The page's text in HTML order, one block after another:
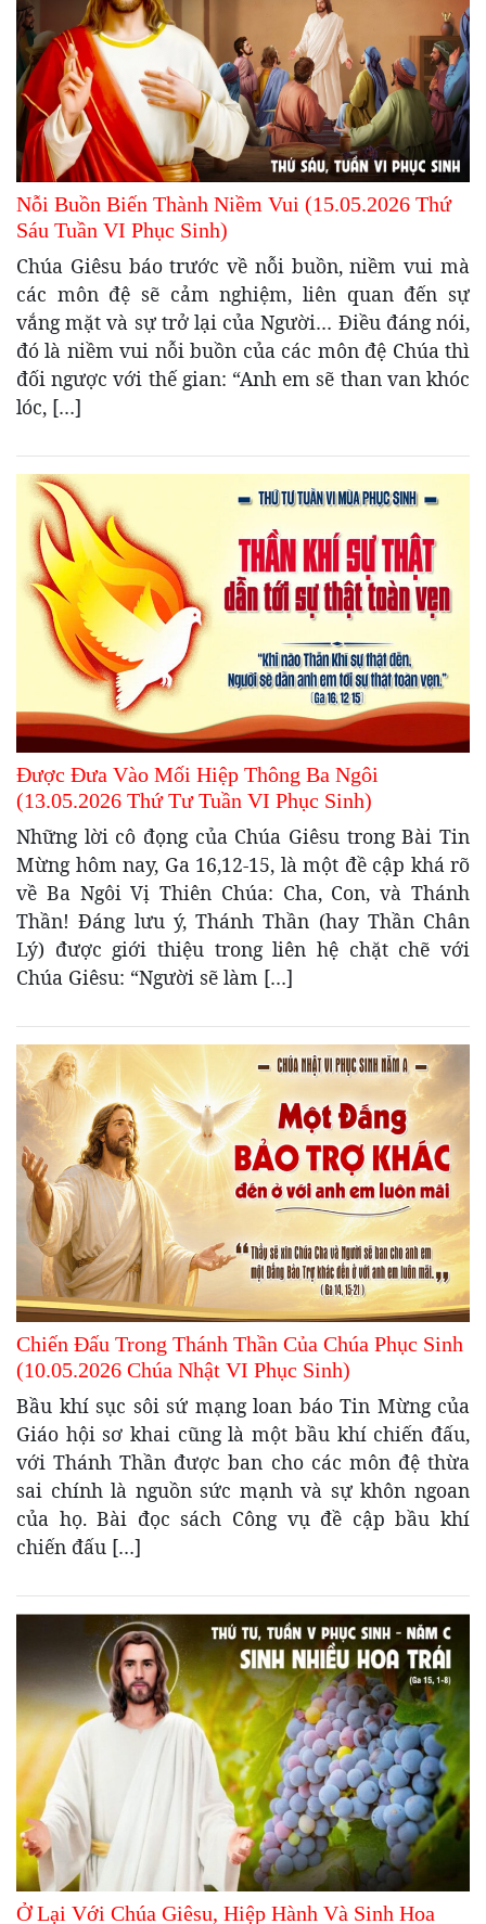
Nỗi Buồn Biến Thành Niềm Vui (15.05.2026 Thứ
Sáu Tuần VI Phục Sinh)
Chúa Giêsu báo trước về nỗi buồn, niềm vui mà
các môn đệ sẽ cảm nghiệm, liên quan đến sự
vắng mặt và sự trở lại của Người… Điều đáng nói,
đó là niềm vui nỗi buồn của các môn đệ Chúa thì
đối ngược với thế gian: “Anh em sẽ than van khóc
lóc, […]
Được Đưa Vào Mối Hiệp Thông Ba Ngôi
(13.05.2026 Thứ Tư Tuần VI Phục Sinh)
Những lời cô đọng của Chúa Giêsu trong Bài Tin
Mừng hôm nay, Ga 16,12-15, là một đề cập khá rõ
về Ba Ngôi Vị Thiên Chúa: Cha, Con, và Thánh
Thần! Đáng lưu ý, Thánh Thần (hay Thần Chân
Lý) được giới thiệu trong liên hệ chặt chẽ với
Chúa Giêsu: “Người sẽ làm […]
Chiến Đấu Trong Thánh Thần Của Chúa Phục Sinh
(10.05.2026 Chúa Nhật VI Phục Sinh)
Bầu khí sục sôi sứ mạng loan báo Tin Mừng của
Giáo hội sơ khai cũng là một bầu khí chiến đấu,
với Thánh Thần được ban cho các môn đệ thừa
sai chính là nguồn sức mạnh và sự khôn ngoan
của họ. Bài đọc sách Công vụ đề cập bầu khí
chiến đấu […]
Ở Lại Với Chúa Giêsu, Hiệp Hành Và Sinh Hoa